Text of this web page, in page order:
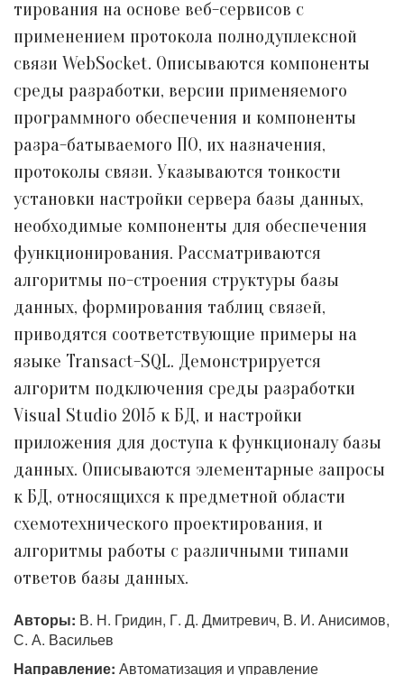
тирования на основе веб-сервисов с
применением протокола полнодуплексной
связи WebSocket. Описываются компоненты
среды разработки, версии применяемого
программного обеспечения и компоненты
разра-батываемого ПО, их назначения,
протоколы связи. Указываются тонкости
установки настройки сервера базы данных,
необходимые компоненты для обеспечения
функционирования. Рассматриваются
алгоритмы по-строения структуры базы
данных, формирования таблиц связей,
приводятся соответствующие примеры на
языке Transact-SQL. Демонстрируется
алгоритм подключения среды разработки
Visual Studio 2015 к БД, и настройки
приложения для доступа к функционалу базы
данных. Описываются элементарные запросы
к БД, относящихся к предметной области
схемотехнического проектирования, и
алгоритмы работы с различными типами
ответов базы данных.
Авторы: В. Н. Гридин, Г. Д. Дмитревич, В. И. Анисимов,
С. А. Васильев
Направление: Автоматизация и управление